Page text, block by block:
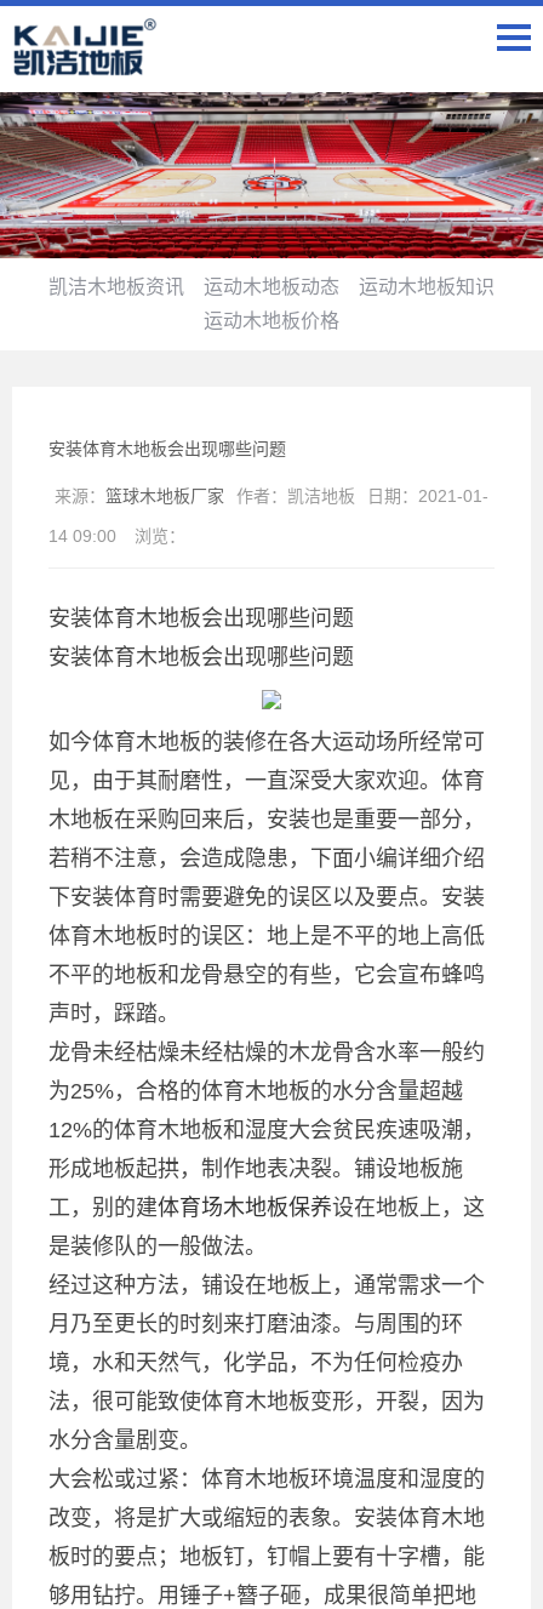
凯洁木地板资讯 运动木地板动态
运动木地板知识
运动木地板价格
安装体育木地板会出现哪些问题
来源： 篮球木地板厂家 作者： 凯洁地板 日期： 2021-01-
14 09:00 浏览：
安装体育木地板会出现哪些问题
安装体育木地板会出现哪些问题
如今体育木地板的装修在各大运动场所经常可
见，由于其耐磨性，一直深受大家欢迎。体育
木地板在采购回来后，安装也是重要一部分，
若稍不注意，会造成隐患，下面小编详细介绍
下安装体育时需要避免的误区以及要点。安装
体育木地板时的误区：地上是不平的地上高低
不平的地板和龙骨悬空的有些，它会宣布蜂鸣
声时，踩踏。
龙骨未经枯燥未经枯燥的木龙骨含水率一般约
为25%，合格的体育木地板的水分含量超越
12%的体育木地板和湿度大会贫民疾速吸潮，
形成地板起拱，制作地表决裂。铺设地板施
工，别的建体育场木地板保养设在地板上，这
是装修队的一般做法。
经过这种方法，铺设在地板上，通常需求一个
月乃至更长的时刻来打磨油漆。与周围的环
境，水和天然气，化学品，不为任何检疫办
法，很可能致使体育木地板变形，开裂，因为
水分含量剧变。
大会松或过紧：体育木地板环境温度和湿度的
改变，将是扩大或缩短的表象。安装体育木地
板时的要点；地板钉，钉帽上要有十字槽，能
够用钻拧。用锤子+簪子砸，成果很简单把地